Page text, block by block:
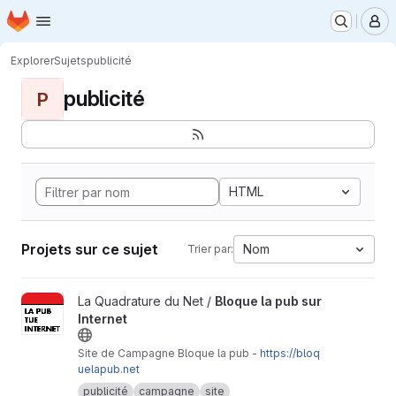
Passer au contenu principal
Page d'accueil
ExplorerSujetspublicité
P publicité
HTML
Projets sur ce sujet Trier par: Nom
Afficher le projet Bloque la pub sur Internet
La Quadrature du Net / Bloque la pub sur
Internet
Site de Campagne Bloque la pub - https://bloq
uelapub.net
publicité
campagne site